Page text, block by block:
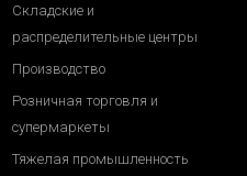
Складские и
распределительные центры
Производство
Розничная торговля и
супермаркеты
Тяжелая промышленность